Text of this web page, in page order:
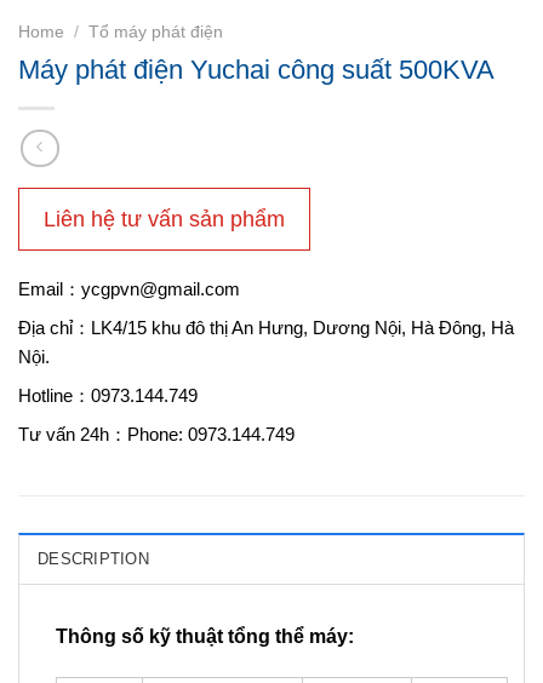
Home / Tổ máy phát điện
Máy phát điện Yuchai công suất 500KVA
Liên hệ tư vấn sản phẩm
Email：ycgpvn@gmail.com
Địa chỉ：LK4/15 khu đô thị An Hưng, Dương Nội, Hà Đông, Hà
Nội.
Hotline：0973.144.749
Tư vấn 24h：Phone: 0973.144.749
DESCRIPTION
Thông số kỹ thuật tổng thể máy: